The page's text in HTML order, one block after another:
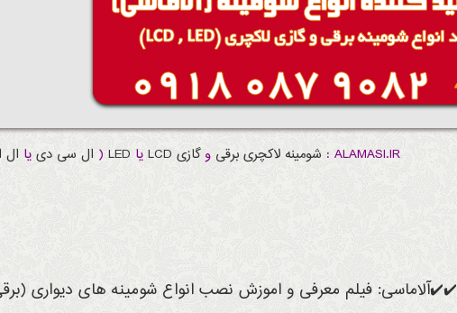
ALAMASI.IR : شومینه لاکچری برقی وگازی LCD یا LED
( ال سی دی یا
✔️✔️آلاماسی: فیلم معرفی و اموزش نصب انواع شومینه های دیواری